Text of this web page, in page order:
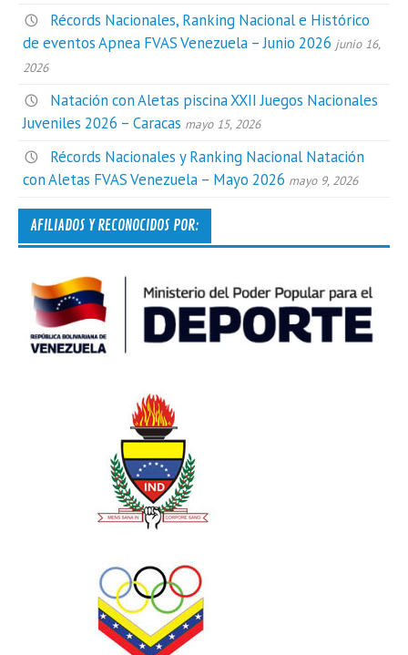
Récords Nacionales, Ranking Nacional e Histórico
de eventos Apnea FVAS Venezuela – Junio 2026 junio 16,
2026
Natación con Aletas piscina XXII Juegos Nacionales
Juveniles 2026 – Caracas mayo 15, 2026
Récords Nacionales y Ranking Nacional Natación
con Aletas FVAS Venezuela – Mayo 2026 mayo 9, 2026
AFILIADOS Y RECONOCIDOS POR: